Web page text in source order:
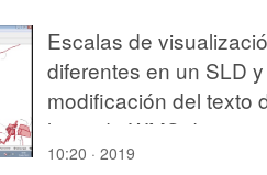
Escalas de
diferentes en un SLD y
modificación del texto
leyenda WMS de
Geoserver
10:20 · 2019